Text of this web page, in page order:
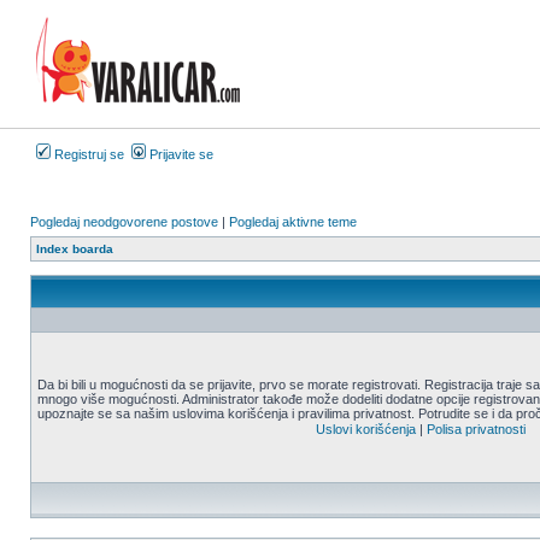
Registruj se Prijavite se
Pogledaj neodgovorene postove | Pogledaj aktivne teme
Index boarda
Da bi bili u mogućnosti da se prijavite, prvo se morate registrovati. Registracija traje
mnogo više mogućnosti. Administrator takođe može dodeliti dodatne opcije
upoznajte se sa našim uslovima korišćenja i pravilima privatnost. Potrudite se i da
Uslovi korišćenja| Polisa privatnosti